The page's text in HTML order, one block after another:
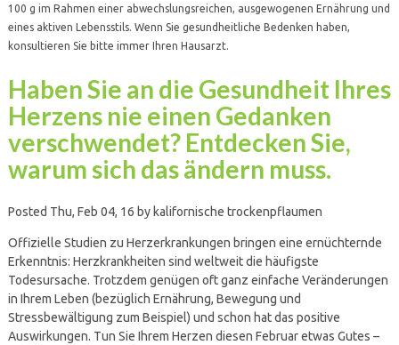
100 g im Rahmen einer abwechslungsreichen, ausgewogenen Ernährung und
eines aktiven Lebensstils. Wenn Sie gesundheitliche Bedenken haben,
konsultieren Sie bitte immer Ihren Hausarzt.
Haben Sie an die Gesundheit Ihres
Herzens nie einen Gedanken
verschwendet? Entdecken Sie,
warum sich das ändern muss.
Posted Thu, Feb 04, 16 by kalifornische trockenpflaumen
Offizielle Studien zu Herzerkrankungen bringen eine ernüchternde
Erkenntnis: Herzkrankheiten sind weltweit die häufigste
Todesursache. Trotzdem genügen oft ganz einfache Veränderungen
in Ihrem Leben (bezüglich Ernährung, Bewegung und
Stressbewältigung zum Beispiel) und schon hat das positive
Auswirkungen. Tun Sie Ihrem Herzen diesen Februar etwas Gutes –